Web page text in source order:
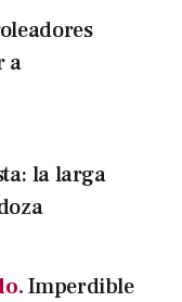
a
la larga
Imperdible